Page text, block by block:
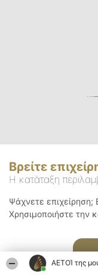
ΑΕΤΟΊ της
Βρείτε
Η κατάταξη
Ψάχνετε επιχείρηση;
Χρησιμοποιήστε την